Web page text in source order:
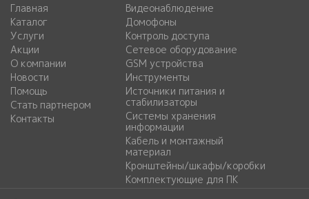
Главная
Каталог
Услуги
Акции
О компании
Новости
Помощь
Стать партнером
Контакты
Видеонаблюдение
Домофоны
Контроль доступа
Сетевое оборудование
GSM устройства
Инструменты
Источники питания и
стабилизаторы
Системы хранения
информации
Кабель и монтажный
материал
Кронштейны/шкафы/коробки
Комплектующие для ПК